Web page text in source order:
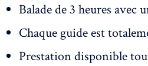
Balade de 3 heures avec
Chaque guide est
Prestation disponible